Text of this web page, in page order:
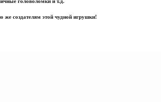
же создателям этой чудной игрушки!